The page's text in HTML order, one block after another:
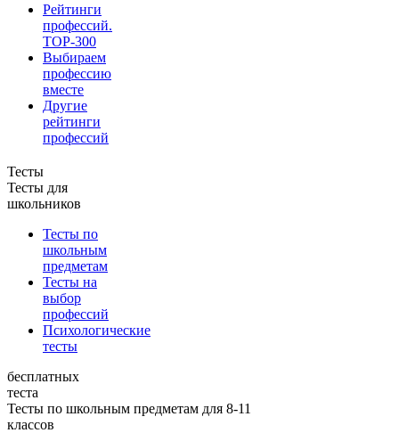
Рейтинги
профессий.
TOP-300
Выбираем
профессию
вместе
Другие
рейтинги
профессий
Тесты
Тесты для
школьников
Тесты по
школьным
предметам
Тесты на
выбор
профессий
Психологические
тесты
бесплатных
теста
Тесты по школьным предметам для 8-11
классов